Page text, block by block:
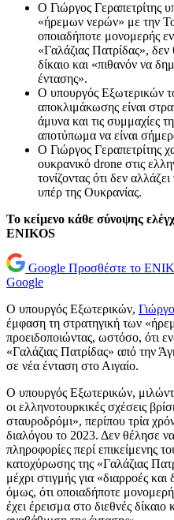
Ο Γιώργος Γεραπετρίτης
«ήρεμων νερών» με την
οποιαδήποτε μονομερής
«Γαλάζιας Πατρίδας», δεν
δίκαιο και «πιθανόν να
έντασης».
Ο υπουργός Εξωτερικών
αποκλιμάκωσης είναι
άμυνα και τις συμμαχίες
αποτύπωμα να είναι
Ο Γιώργος Γεραπετρίτης
ουκρανικό drone στις
τονίζοντας ότι δεν
υπέρ της Ουκρανίας.
Το κείμενο κάθε σύνοψης
ENIKOS
Google Προσθέστε το
Google
Ο υπουργός Εξωτερικών,
έμφαση τη στρατηγική των
προειδοποιώντας, ωστόσο, ότι
«Γαλάζιας Πατρίδας» από την
σε νέα ένταση στο Αιγαίο.
Ο υπουργός Εξωτερικών,
οι ελληνοτουρκικές σχέσεις
σταυροδρόμι», περίπου τρία
διαλόγου το 2023. Δεν θέλησε
πληροφορίες περί επικείμενης
κατοχύρωσης της «Γαλάζιας
μέχρι στιγμής για «διαρροές
όμως, ότι οποιαδήποτε
έχει έρεισμα στο διεθνές